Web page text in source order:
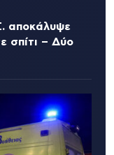
αποκάλυψε
σπίτι – Δύο